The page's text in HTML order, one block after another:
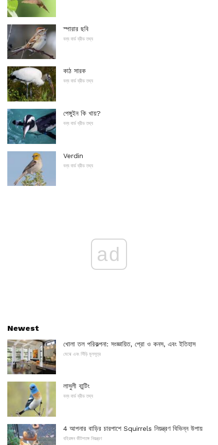
স্পারার ছবি
বন্য বার্ড ব্রীড তথ্য
কাঠ সারক
বন্য বার্ড ব্রীড তথ্য
পেঙ্গুইন কি খায়?
বন্য বার্ড ব্রীড তথ্য
Verdin
বন্য বার্ড ব্রীড তথ্য
ad
Newest
খোলা তল পরিকল্পনা: সংজ্ঞায়িত, প্রো ও কনস, এবং ইতিহাস
মেঝে এবং সিঁড়ি মূলসূত্র
লাসুলী বান্টিং
বন্য বার্ড ব্রীড তথ্য
4 আপনার বাড়ির চারপাশে Squirrels নিয়ন্ত্রণ বিভিন্ন উপায়
বহিরঙ্গন কীটপতঙ্গ নিয়ন্ত্রণ